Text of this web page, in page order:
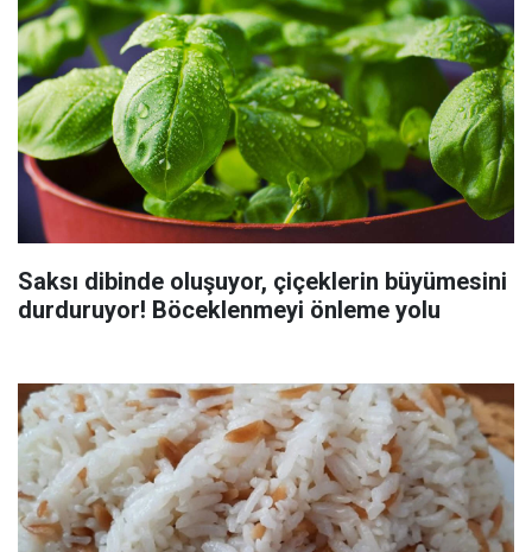
Saksı dibinde oluşuyor, çiçeklerin büyümesini
durduruyor! Böceklenmeyi önleme yolu